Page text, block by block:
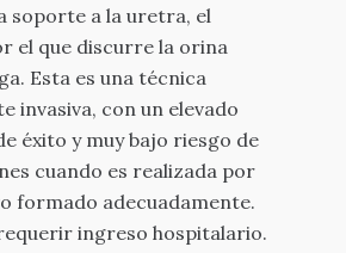
soporte a la uretra, el
el que discurre la orina
Esta es una técnica
invasiva, con un elevado
éxito y muy bajo riesgo de
cuando es realizada por
formado adecuadamente.
ingreso hospitalario.